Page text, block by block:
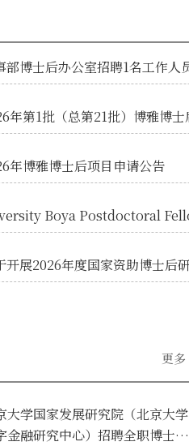
部博士后办公室招聘1名工作人
年第1批（总第21批）博雅博
年博雅博士后项目申请公告
更多
大学国家发展研究院（北京大学
金融研究中心）招聘全职博士后